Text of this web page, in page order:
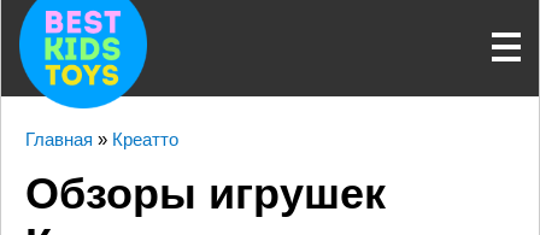
Главная » Креатто
Обзоры игрушек